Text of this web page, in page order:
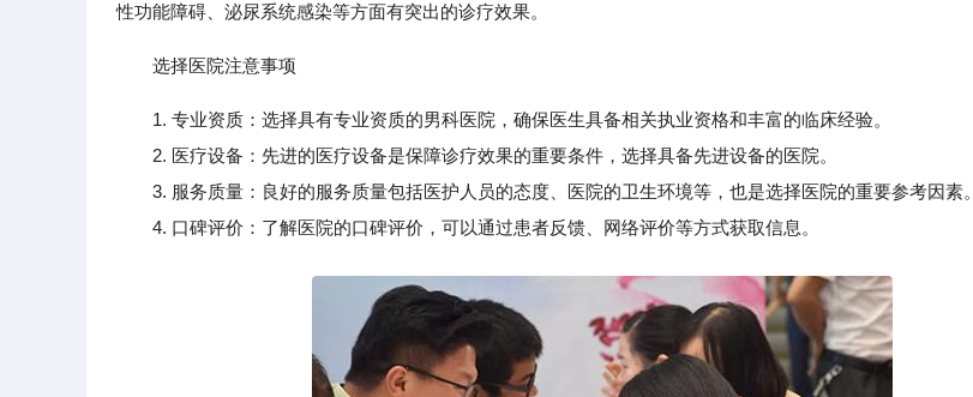
性功能障碍、泌尿系统感染等方面有突出的诊疗效果。
选择医院注意事项
1. 专业资质：选择具有专业资质的男科医院，确保医生具备相关执业资格和丰富的临床经验。
2. 医疗设备：先进的医疗设备是保障诊疗效果的重要条件，选择具备先进设备的医院。
3. 服务质量：良好的服务质量包括医护人员的态度、医院的卫生环境等，也是选择医院的重要参考因素。
4. 口碑评价：了解医院的口碑评价，可以通过患者反馈、网络评价等方式获取信息。